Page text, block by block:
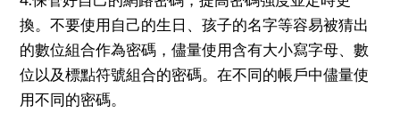
換。不要使用自己的生日、孩子的名字等容易被猜出
的數位組合作為密碼，儘量使用含有大小寫字母、數
位以及標點符號組合的密碼。在不同的帳戶中儘量使
用不同的密碼。